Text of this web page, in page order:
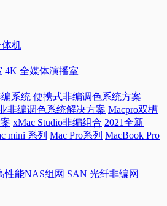
机
4K 全媒体演播室
编系统 便携式非编调色系统方案
非编调色系统解决方案 Macpro双槽
xMac Studio非编组合 2021全新
mini 系列 Mac Pro系列 MacBook Pro
性能NAS组网 SAN 光纤非编网